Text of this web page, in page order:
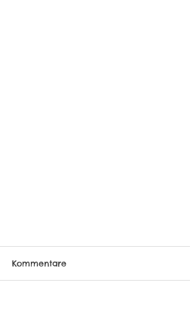
Kommentare